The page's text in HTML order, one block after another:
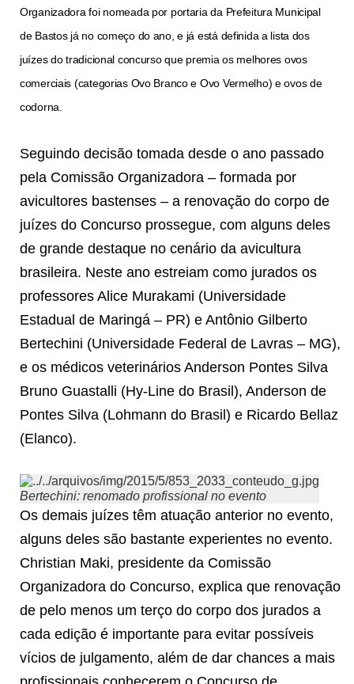
Organizadora foi nomeada por portaria da Prefeitura Municipal
de Bastos já no começo do ano, e já está definida a lista dos
juízes do tradicional concurso que premia os melhores ovos
comerciais (categorias Ovo Branco e Ovo Vermelho) e ovos de
codorna.
Seguindo decisão tomada desde o ano passado
pela Comissão Organizadora – formada por
avicultores bastenses – a renovação do corpo de
juízes do Concurso prossegue, com alguns deles
de grande destaque no cenário da avicultura
brasileira. Neste ano estreiam como jurados os
professores Alice Murakami (Universidade
Estadual de Maringá – PR) e Antônio Gilberto
Bertechini (Universidade Federal de Lavras – MG),
e os médicos veterinários Anderson Pontes Silva
Bruno Guastalli (Hy-Line do Brasil), Anderson de
Pontes Silva (Lohmann do Brasil) e Ricardo Bellaz
(Elanco).
Bertechini: renomado profissional no evento
Os demais juízes têm atuação anterior no evento,
alguns deles são bastante experientes no evento.
Christian Maki, presidente da Comissão
Organizadora do Concurso, explica que renovação
de pelo menos um terço do corpo dos jurados a
cada edição é importante para evitar possíveis
vícios de julgamento, além de dar chances a mais